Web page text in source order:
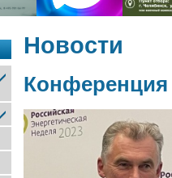
Новости
Конференция